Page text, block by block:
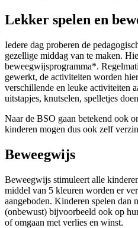
Lekker spelen en
Iedere dag proberen de
gezellige middag van te maken.
beweegwijsprogramma*.
gewerkt, de activiteiten worden
verschillende en leuke activiteiten
uitstapjes, knutselen, spelletjes
Naar de BSO gaan betekend ook
kinderen mogen dus ook zelf
Beweegwijs
Beweegwijs stimuleert alle
middel van 5 kleuren worden er
aangeboden. Kinderen spelen dan
(onbewust) bijvoorbeeld ook op
of omgaan met verlies en winst.